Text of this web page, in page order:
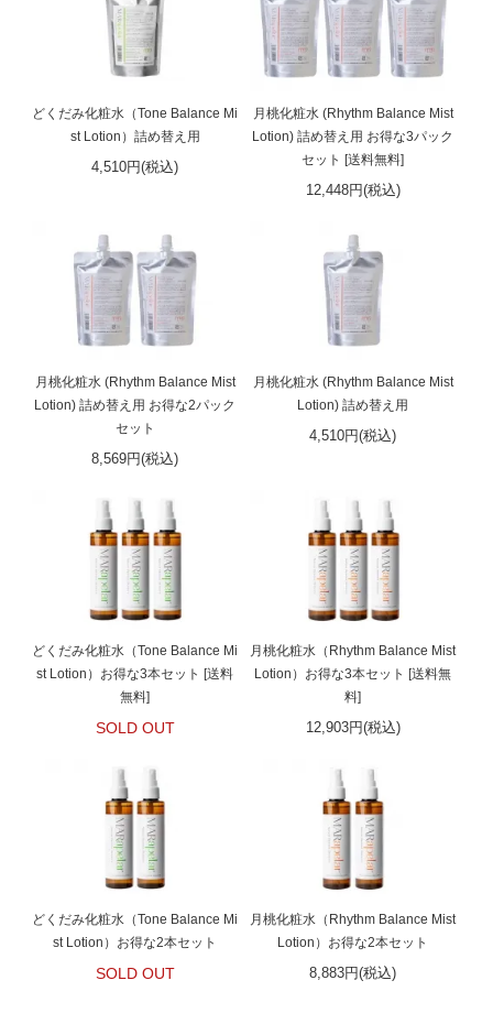
どくだみ化粧水（Tone Balance Mi
st Lotion）詰め替え用
4,510円(税込)
月桃化粧水 (Rhythm Balance Mist
Lotion) 詰め替え用 お得な3パック
セット [送料無料]
12,448円(税込)
月桃化粧水 (Rhythm Balance Mist
Lotion) 詰め替え用 お得な2パック
セット
8,569円(税込)
月桃化粧水 (Rhythm Balance Mist
Lotion) 詰め替え用
4,510円(税込)
どくだみ化粧水（Tone Balance Mi
st Lotion）お得な3本セット [送料
無料]
SOLD OUT
月桃化粧水（Rhythm Balance Mist
Lotion）お得な3本セット [送料無
料]
12,903円(税込)
どくだみ化粧水（Tone Balance Mi
st Lotion）お得な2本セット
SOLD OUT
月桃化粧水（Rhythm Balance Mist
Lotion）お得な2本セット
8,883円(税込)